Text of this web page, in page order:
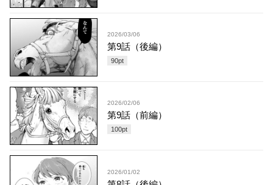
2026/03/06
第9話（後編）
90pt
2026/02/06
第9話（前編）
100pt
2026/01/02